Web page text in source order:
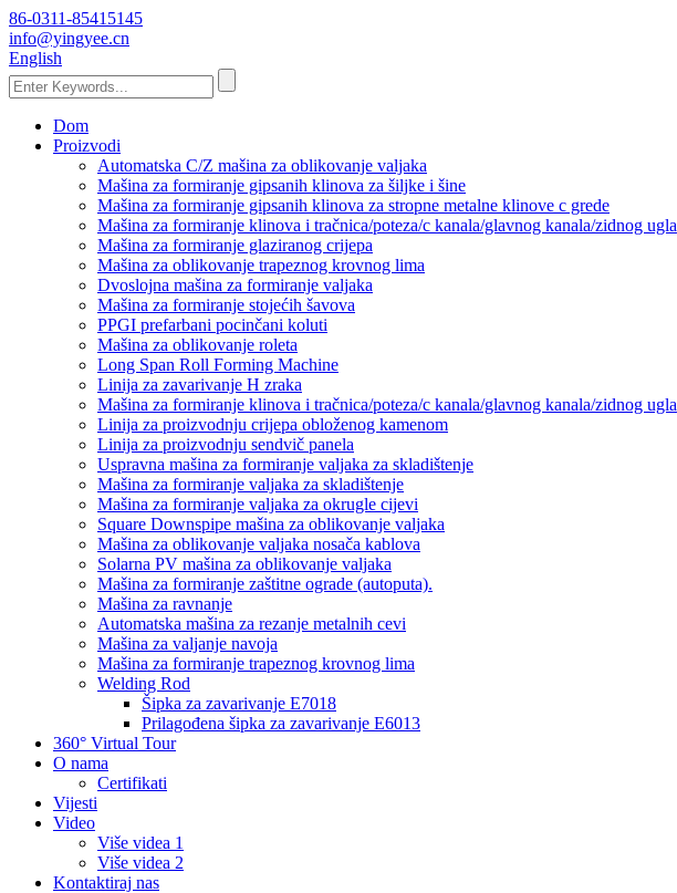
86-0311-85415145
info@yingyee.cn
English
Dom
Proizvodi
Automatska C/Z mašina za oblikovanje valjaka
Mašina za formiranje gipsanih klinova za šiljke i šine
Mašina za formiranje gipsanih klinova za stropne metalne klinove c grede
Mašina za formiranje klinova i tračnica/poteza/c kanala/glavnog kanala/zidnog ugla
Mašina za formiranje glaziranog crijepa
Mašina za oblikovanje trapeznog krovnog lima
Dvoslojna mašina za formiranje valjaka
Mašina za formiranje stojećih šavova
PPGI prefarbani pocinčani koluti
Mašina za oblikovanje roleta
Long Span Roll Forming Machine
Linija za zavarivanje H zraka
Mašina za formiranje klinova i tračnica/poteza/c kanala/glavnog kanala/zidnog ugla
Linija za proizvodnju crijepa obloženog kamenom
Linija za proizvodnju sendvič panela
Uspravna mašina za formiranje valjaka za skladištenje
Mašina za formiranje valjaka za skladištenje
Mašina za formiranje valjaka za okrugle cijevi
Square Downspipe mašina za oblikovanje valjaka
Mašina za oblikovanje valjaka nosača kablova
Solarna PV mašina za oblikovanje valjaka
Mašina za formiranje zaštitne ograde (autoputa).
Mašina za ravnanje
Automatska mašina za rezanje metalnih cevi
Mašina za valjanje navoja
Mašina za formiranje trapeznog krovnog lima
Welding Rod
Šipka za zavarivanje E7018
Prilagođena šipka za zavarivanje E6013
360° Virtual Tour
O nama
Certifikati
Vijesti
Video
Više videa 1
Više videa 2
Kontaktiraj nas